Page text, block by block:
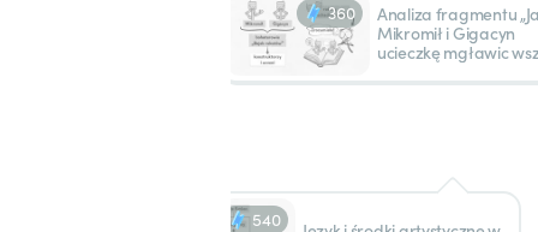
360
Analiza fragmentu
Mikromił i Gigacyn
ucieczkę mgławic
540